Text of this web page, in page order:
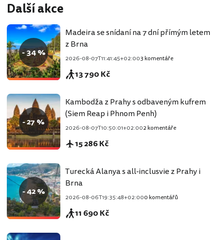
Další akce
- 34 %
Madeira se snídaní na 7 dní přímým letem
z Brna
2026-08-07T11:41:45+02:003 komentáře
13 790 Kč
- 27 %
Kambodža z Prahy s odbaveným kufrem
(Siem Reap i Phnom Penh)
2026-08-07T10:50:01+02:002 komentáře
15 286 Kč
- 42 %
Turecká Alanya s all-inclusvie z Prahy i
Brna
2026-08-06T19:35:48+02:000 komentářů
11 690 Kč